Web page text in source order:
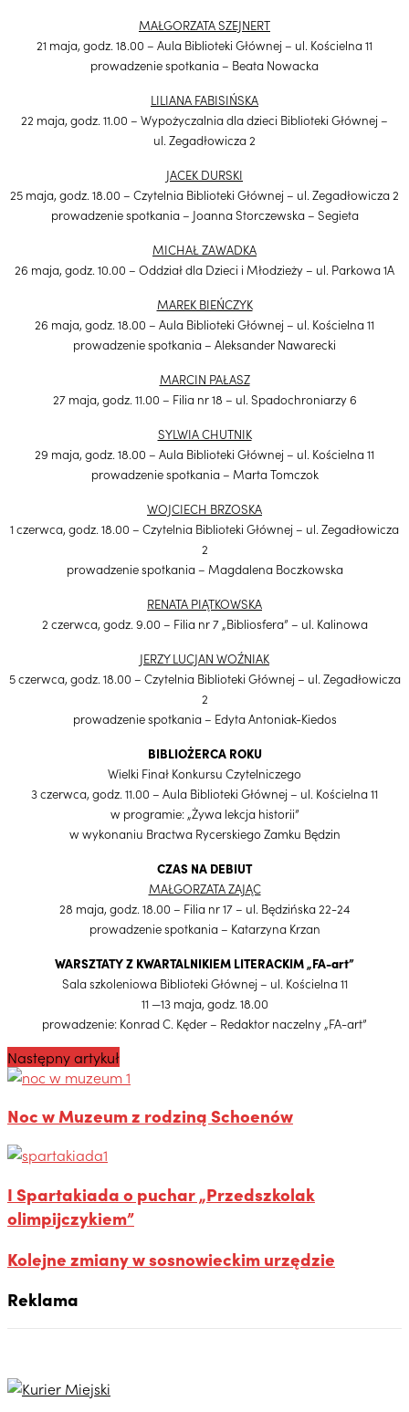
MAŁGORZATA SZEJNERT
21 maja, godz. 18.00 – Aula Biblioteki Głównej – ul. Kościelna 11
prowadzenie spotkania – Beata Nowacka
LILIANA FABISIŃSKA
22 maja, godz. 11.00 – Wypożyczalnia dla dzieci Biblioteki Głównej –
ul. Zegadłowicza 2
JACEK DURSKI
25 maja, godz. 18.00 – Czytelnia Biblioteki Głównej – ul. Zegadłowicza 2
prowadzenie spotkania – Joanna Storczewska – Segieta
MICHAŁ ZAWADKA
26 maja, godz. 10.00 – Oddział dla Dzieci i Młodzieży – ul. Parkowa 1A
MAREK BIEŃCZYK
26 maja, godz. 18.00 – Aula Biblioteki Głównej – ul. Kościelna 11
prowadzenie spotkania – Aleksander Nawarecki
MARCIN PAŁASZ
27 maja, godz. 11.00 – Filia nr 18 – ul. Spadochroniarzy 6
SYLWIA CHUTNIK
29 maja, godz. 18.00 – Aula Biblioteki Głównej – ul. Kościelna 11
prowadzenie spotkania – Marta Tomczok
WOJCIECH BRZOSKA
1 czerwca, godz. 18.00 – Czytelnia Biblioteki Głównej – ul. Zegadłowicza
2
prowadzenie spotkania – Magdalena Boczkowska
RENATA PIĄTKOWSKA
2 czerwca, godz. 9.00 – Filia nr 7 „Bibliosfera” – ul. Kalinowa
JERZY LUCJAN WOŹNIAK
5 czerwca, godz. 18.00 – Czytelnia Biblioteki Głównej – ul. Zegadłowicza
2
prowadzenie spotkania – Edyta Antoniak-Kiedos
BIBLIOŻERCA ROKU
Wielki Finał Konkursu Czytelniczego
3 czerwca, godz. 11.00 – Aula Biblioteki Głównej – ul. Kościelna 11
w programie: „Żywa lekcja historii”
w wykonaniu Bractwa Rycerskiego Zamku Będzin
CZAS NA DEBIUT
MAŁGORZATA ZAJĄC
28 maja, godz. 18.00 – Filia nr 17 – ul. Będzińska 22-24
prowadzenie spotkania – Katarzyna Krzan
WARSZTATY Z KWARTALNIKIEM LITERACKIM „FA-art”
Sala szkoleniowa Biblioteki Głównej – ul. Kościelna 11
11 —13 maja, godz. 18.00
prowadzenie: Konrad C. Kęder – Redaktor naczelny „FA-art”
Następny artykuł
Noc w Muzeum z rodziną Schoenów
I Spartakiada o puchar „Przedszkolak
olimpijczykiem”
Kolejne zmiany w sosnowieckim urzędzie
Reklama